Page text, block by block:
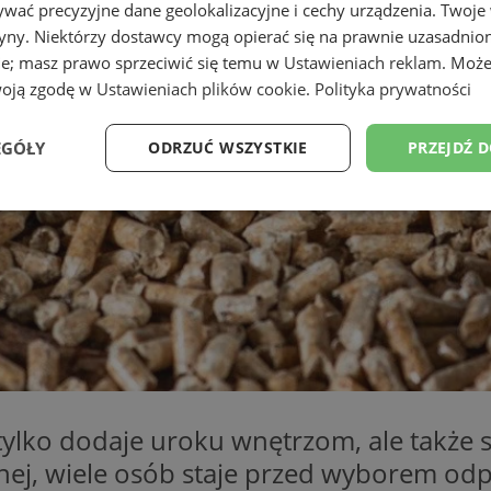
dodaje uroku wnętrzom, ale także
wiele osób staje przed wyborem
precyzyjne dane geolokalizacyjne i cechy urządzenia.
Niektórzy dostawcy mogą opierać się na prawnie
masz prawo sprzeciwić się temu w Ustawieniach reklam.
zgodę w Ustawieniach plików cookie. Polityka prywatności
PRZEJDŹ
ODRZUĆ WSZYSTKIE
Wydajność Targetowanie Funkcjonalność
Wydajność Targetowanie Funkcjonalność
Bez niezbędnych plików cookie nie można prawidłowo korzystać ze strony internetowej.
Provider/
Domena
przechowywania
Opis